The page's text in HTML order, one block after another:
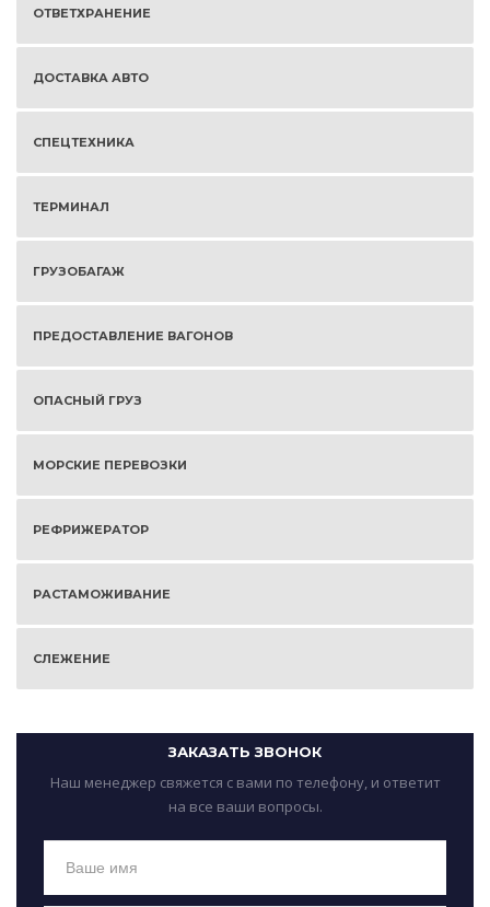
ОТВЕТХРАНЕНИЕ
ДОСТАВКА АВТО
СПЕЦТЕХНИКА
ТЕРМИНАЛ
ГРУЗОБАГАЖ
ПРЕДОСТАВЛЕНИЕ ВАГОНОВ
ОПАСНЫЙ ГРУЗ
МОРСКИЕ ПЕРЕВОЗКИ
РЕФРИЖЕРАТОР
РАСТАМОЖИВАНИЕ
СЛЕЖЕНИЕ
ЗАКАЗАТЬ ЗВОНОК
Наш менеджер свяжется с вами по телефону, и ответит
на все ваши вопросы.